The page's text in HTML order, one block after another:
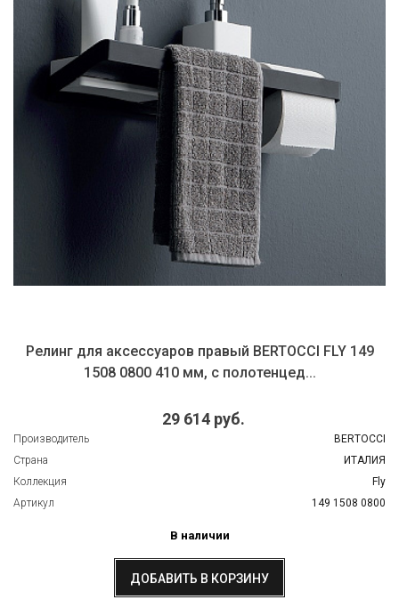
Релинг для аксессуаров правый BERTOCCI FLY 149
1508 0800 410 мм, с полотенцед...
29 614 руб.
Производитель
BERTOCCI
Страна
ИТАЛИЯ
Коллекция
Fly
Артикул
149 1508 0800
В наличии
ДОБАВИТЬ В КОРЗИНУ